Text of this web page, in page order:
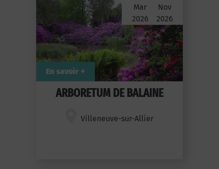
ARBORETUM DE BALAINE
Villeneuve-sur-Allier
Mar
2026
Nov
2026
En savoir +